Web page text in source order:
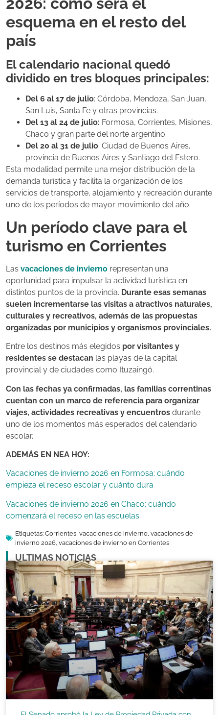
esquema en el resto del
país
El calendario nacional quedó
dividido en tres bloques principales:
Del 6 al 17 de julio: Córdoba, Mendoza, San Juan,
San Luis, Santa Fe y otras provincias.
Del 13 al 24 de julio: Formosa, Corrientes, Misiones,
Chaco y gran parte del norte argentino.
Del 20 al 31 de julio: Ciudad de Buenos Aires,
provincia de Buenos Aires y Santiago del Estero.
Esta modalidad permite una mejor distribución de la
demanda turística y facilita la organización de los
servicios de transporte, alojamiento y recreación durante
uno de los períodos de mayor movimiento del año.
Un período clave para el
turismo en Corrientes
Las vacaciones de invierno representan una
oportunidad para impulsar la actividad turística en
distintos puntos de la provincia. Durante esas semanas
suelen incrementarse las visitas a atractivos naturales,
culturales y recreativos, además de las propuestas
organizadas por municipios y organismos provinciales.
Entre los destinos más elegidos por visitantes y
residentes se destacan las playas de la capital
provincial y de ciudades como Ituzaingó.
Con las fechas ya confirmadas, las familias correntinas
cuentan con un marco de referencia para organizar
viajes, actividades recreativas y encuentros durante
uno de los momentos más esperados del calendario
escolar.
ADEMÁS EN NEA HOY:
Vacaciones de invierno 2026 en Formosa: cuándo
empieza el receso escolar y cuánto dura
Vacaciones de invierno 2026 en Chaco: cuándo
comenzará el receso en las escuelas
Etiquetas: Corrientes, vacaciones de invierno, vacaciones de
invierno 2026, vacaciones de invierno en Corrientes
ULTIMAS NOTICIAS